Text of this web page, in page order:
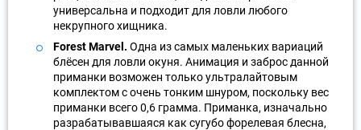
универсальна и подходит для ловли любого
некрупного хищника.
Forest Marvel. Одна из самых маленьких вариаций
блёсен для ловли окуня. Анимация и заброс данной
приманки возможен только ультралайтовым
комплектом с очень тонким шнуром, поскольку вес
приманки всего 0,6 грамма. Приманка, изначально
разрабатывавшаяся как сугубо форелевая блесна,